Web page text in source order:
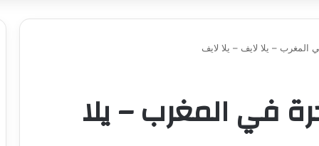
فاخرة في المغرب – يلا